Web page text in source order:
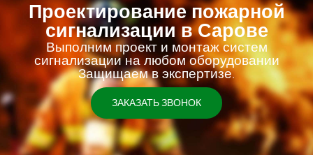
Проектирование пожарной
сигнализации в Сарове
Выполним проект и монтаж систем
сигнализации на любом оборудовании
Защищаем в экспертизе.
ЗАКАЗАТЬ ЗВОНОК